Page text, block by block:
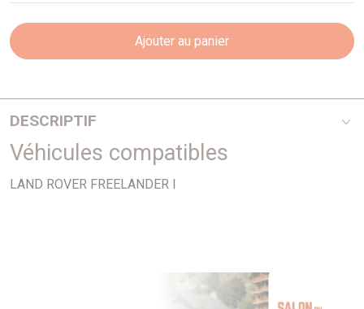
Ajouter au panier
DESCRIPTIF
A partir de chassis 1A 000 001 - Ventilé
Véhicules compatibles
LAND ROVER FREELANDER I